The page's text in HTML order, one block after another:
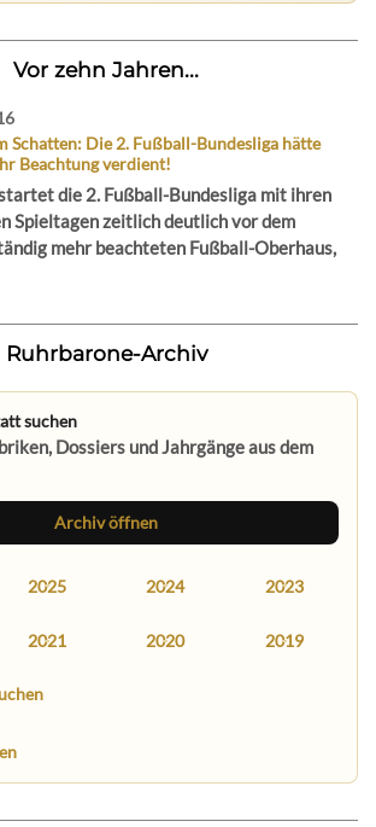
Vor zehn Jahren...
Schatten: Die 2. Fußball-Bundesliga hätte
Beachtung verdient!
die 2. Fußball-Bundesliga mit ihren
Spieltagen zeitlich deutlich vor dem
mehr beachteten Fußball-Oberhaus,
Ruhrbarone-Archiv
suchen
Dossiers und Jahrgänge aus dem
Archiv öffnen
2025 2024 2023
2021 2020 2019